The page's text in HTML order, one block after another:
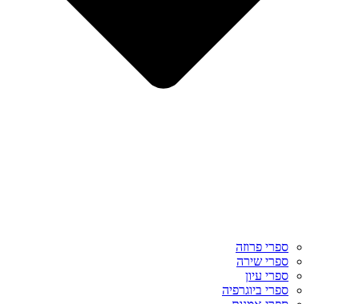
ספרי פרוזה
ספרי שירה
ספרי עיון
ספרי ביוגרפיה